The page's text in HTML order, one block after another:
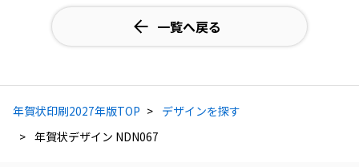
一覧へ戻る
年賀状印刷2027年版TOP
デザインを探す
年賀状デザイン NDN067